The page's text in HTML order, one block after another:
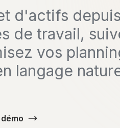
d'actifs
de travail,
vos
langage